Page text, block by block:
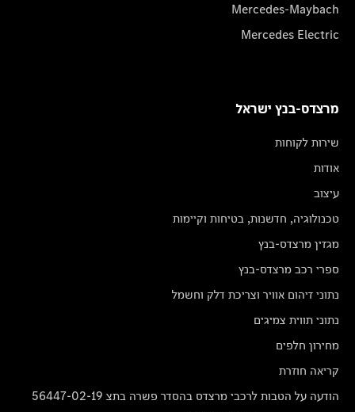
Mercedes-Maybach
Mercedes Electric
מרצדס-בנץ ישראל
שירות לקוחות
אודות
עיצוב
טכנולוגיה, חדשנות, בטיחות וקיימות
מגזין מרצדס-בנץ
ספרי רכב מרצדס-בנץ
נתוני זיהום אוויר וצריכת דלק וחשמל
נתוני תווית צמיגים
מחירון חלפים
קריאה חוזרת
הודעה על הטבות לרכבי מרצדס בהסדר פשרה בתצ 56447-02-19